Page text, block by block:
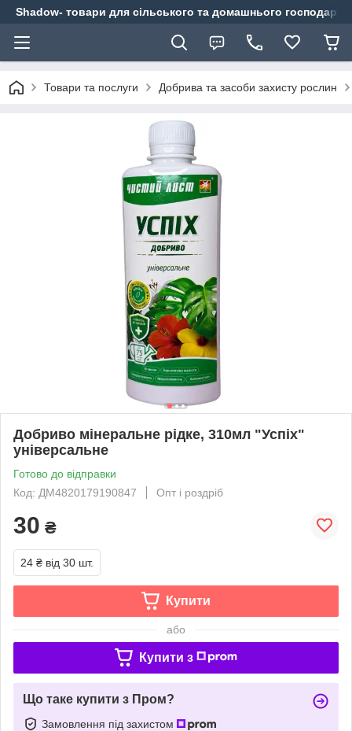
Shadow- товари для сільського та домашнього
Товари та послуги Добрива та засоби захисту рослин
Добриво мінеральне рідке, 310мл "Успіх"
універсальне
Готово до відправки
Код: ДМ4820179190847
Опт і роздріб
30 ₴
24 ₴ від 30 шт.
Купити
або
Купити з
Що таке купити з Пром?
Замовлення під захистом